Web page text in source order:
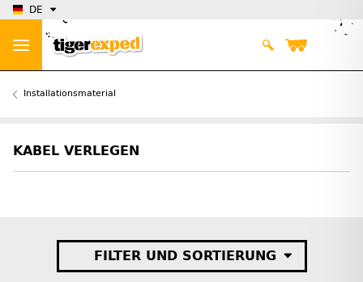
DE
Installationsmaterial
KABEL VERLEGEN
FILTER UND SORTIERUNG